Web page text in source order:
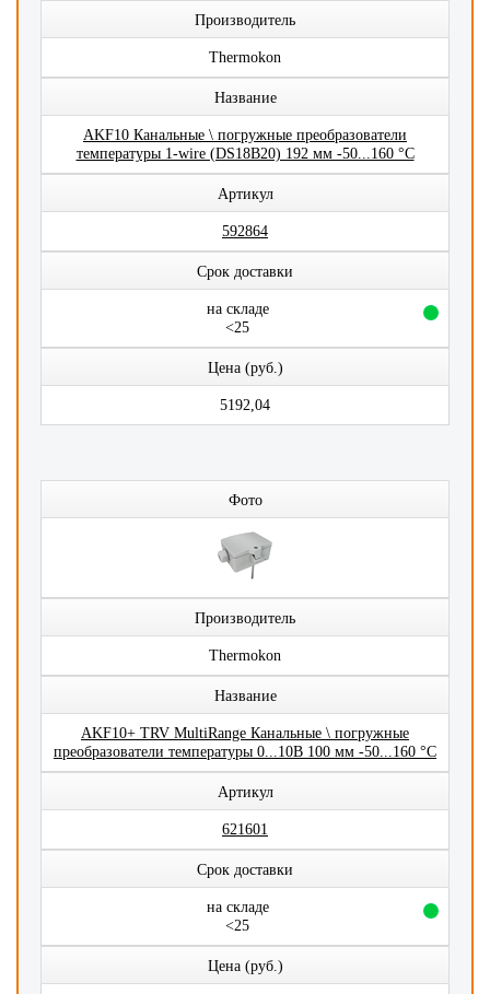
Производитель
Thermokon
Название
AKF10 Канальные \ погружные преобразователи
температуры 1-wire (DS18B20) 192 мм -50...160 °C
Артикул
592864
Срок доставки
на складе
<25
Цена (руб.)
5192,04
Фото
Производитель
Thermokon
Название
AKF10+ TRV MultiRange Канальные \ погружные
преобразователи температуры 0...10В 100 мм -50...160 °C
Артикул
621601
Срок доставки
на складе
<25
Цена (руб.)